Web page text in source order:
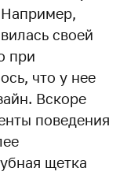
своей
при
что у нее
Вскоре
поведения
щетка